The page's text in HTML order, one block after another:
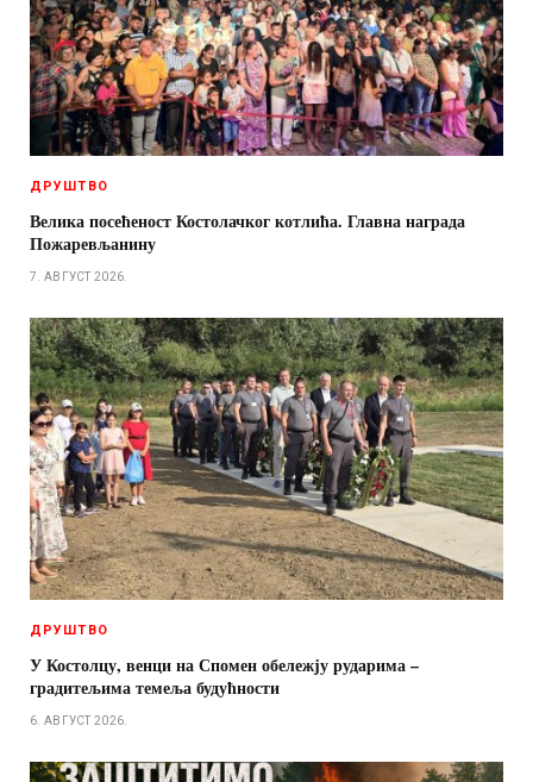
ДРУШТВО
Велика посећеност Костолачког котлића. Главна награда
Пожаревљанину
7. АВГУСТ 2026.
ДРУШТВО
У Костолцу, венци на Спомен обележју рударима –
градитељима темеља будућности
6. АВГУСТ 2026.